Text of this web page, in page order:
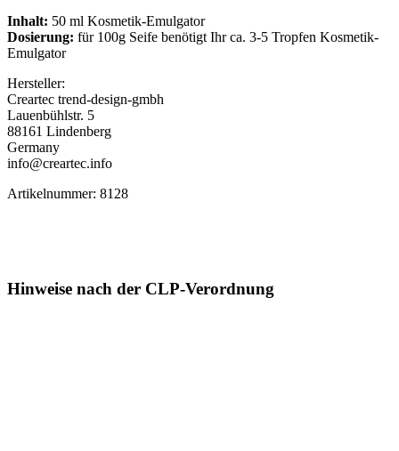
Inhalt: 50 ml Kosmetik-Emulgator
Dosierung: für 100g Seife benötigt Ihr ca. 3-5 Tropfen Kosmetik-
Emulgator
Hersteller:
Creartec trend-design-gmbh
Lauenbühlstr. 5
88161 Lindenberg
Germany
info@creartec.info
Artikelnummer: 8128
Hinweise nach der CLP-Verordnung